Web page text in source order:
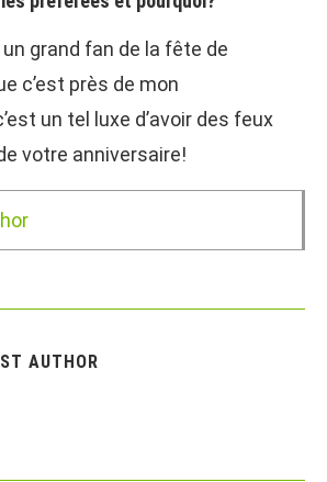
grand fan de la fête de
c’est près de mon
un tel luxe d’avoir des feux
votre anniversaire!
AUTHOR